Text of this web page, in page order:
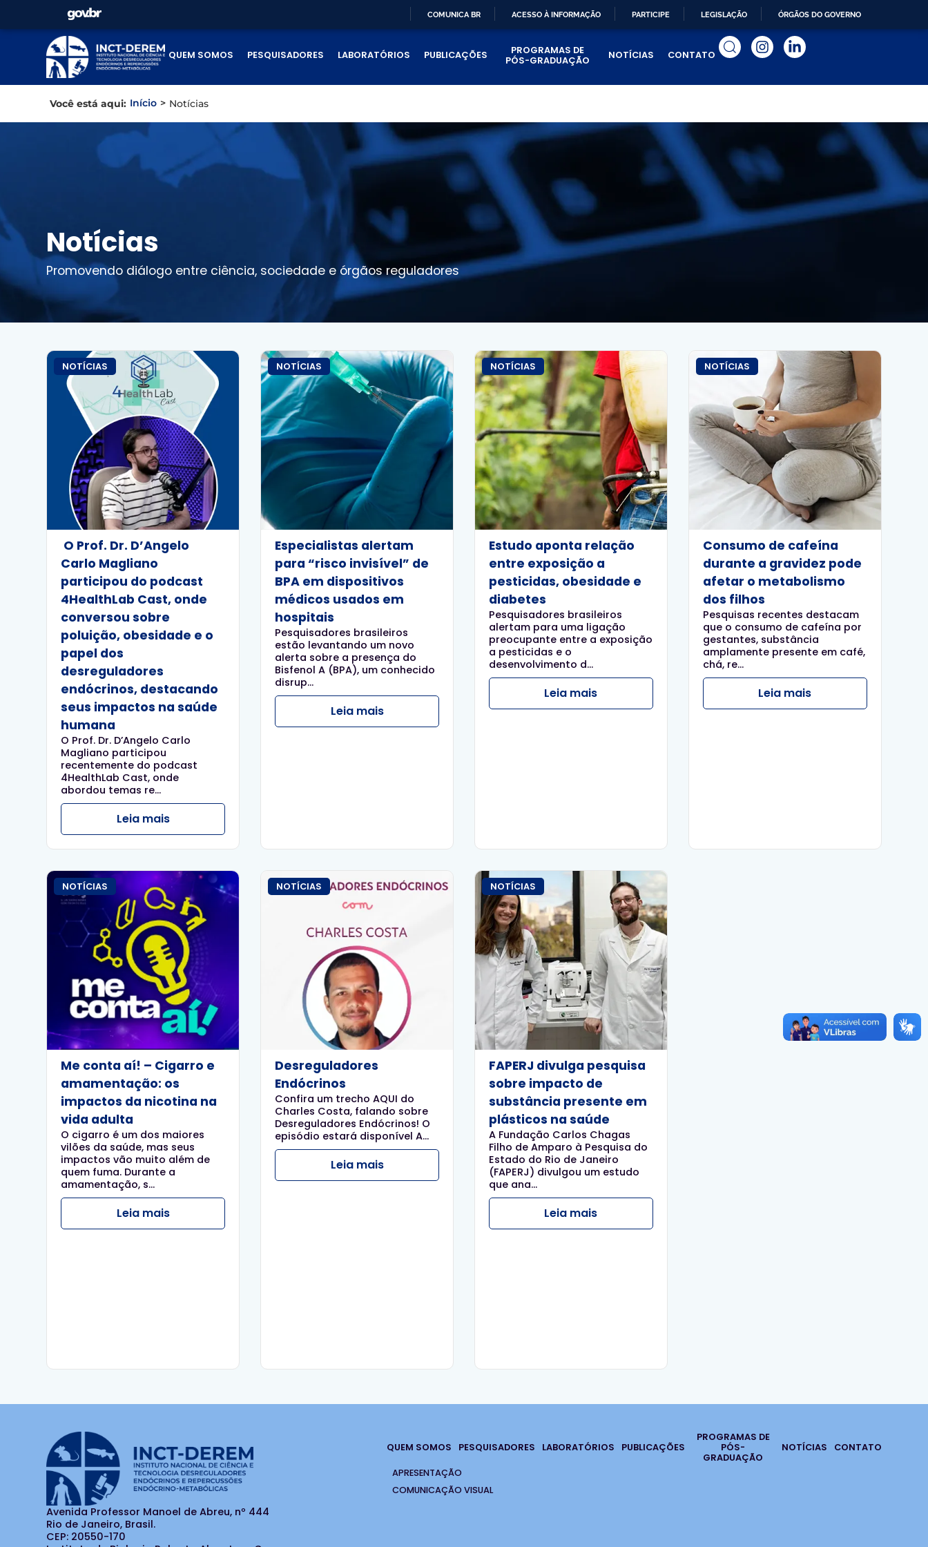
PARA
CONTEÚDO
COMUNICA BR ACESSO À INFORMAÇÃO PARTICIPE LEGISLAÇÃO ÓRGÃOS DO GOVERNO
QUEM SOMOS PESQUISADORES LABORATÓRIOS PUBLICAÇÕES
PROGRAMAS DE
PÓS-GRADUAÇÃO
NOTÍCIAS CONTATO
Você está aqui: Início > Notícias
Notícias
Promovendo diálogo entre ciência, sociedade e órgãos reguladores
NOTÍCIAS
O Prof. Dr. D’Angelo
Carlo Magliano
participou do podcast
4HealthLab Cast, onde
conversou sobre
poluição, obesidade e o
papel dos
desreguladores
endócrinos, destacando
seus impactos na saúde
humana
O Prof. Dr. D’Angelo Carlo
Magliano participou
recentemente do podcast
4HealthLab Cast, onde
abordou temas re...
Leia mais
NOTÍCIAS
Especialistas alertam
para “risco invisível” de
BPA em dispositivos
médicos usados em
hospitais
Pesquisadores brasileiros
estão levantando um novo
alerta sobre a presença do
Bisfenol A (BPA), um conhecido
disrup...
Leia mais
NOTÍCIAS
Estudo aponta relação
entre exposição a
pesticidas, obesidade e
diabetes
Pesquisadores brasileiros
alertam para uma ligação
preocupante entre a exposição
a pesticidas e o
desenvolvimento d...
Leia mais
NOTÍCIAS
Consumo de cafeína
durante a gravidez pode
afetar o metabolismo
dos filhos
Pesquisas recentes destacam
que o consumo de cafeína por
gestantes, substância
amplamente presente em café,
chá, re...
Leia mais
NOTÍCIAS
Me conta aí! – Cigarro e
amamentação: os
impactos da nicotina na
vida adulta
O cigarro é um dos maiores
vilões da saúde, mas seus
impactos vão muito além de
quem fuma. Durante a
amamentação, s...
Leia mais
NOTÍCIAS
Desreguladores
Endócrinos
Confira um trecho AQUI do
Charles Costa, falando sobre
Desreguladores Endócrinos! O
episódio estará disponível A...
Leia mais
NOTÍCIAS
FAPERJ divulga pesquisa
sobre impacto de
substância presente em
plásticos na saúde
A Fundação Carlos Chagas
Filho de Amparo à Pesquisa do
Estado do Rio de Janeiro
(FAPERJ) divulgou um estudo
que ana...
Leia mais
Avenida Professor Manoel de Abreu, nº 444
Rio de Janeiro, Brasil.
CEP: 20550-170
QUEM SOMOS
APRESENTAÇÃO
COMUNICAÇÃO VISUAL
PESQUISADORES LABORATÓRIOS PUBLICAÇÕES
PROGRAMAS DE
PÓS-
GRADUAÇÃO
NOTÍCIAS CONTATO